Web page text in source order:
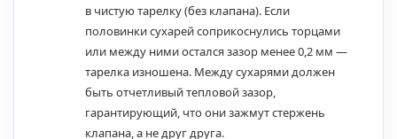
в чистую тарелку (без клапана). Если
половинки сухарей соприкоснулись торцами
или между ними остался зазор менее 0,2 мм —
тарелка изношена. Между сухарями должен
быть отчетливый тепловой зазор,
гарантирующий, что они зажмут стержень
клапана, а не друг друга.